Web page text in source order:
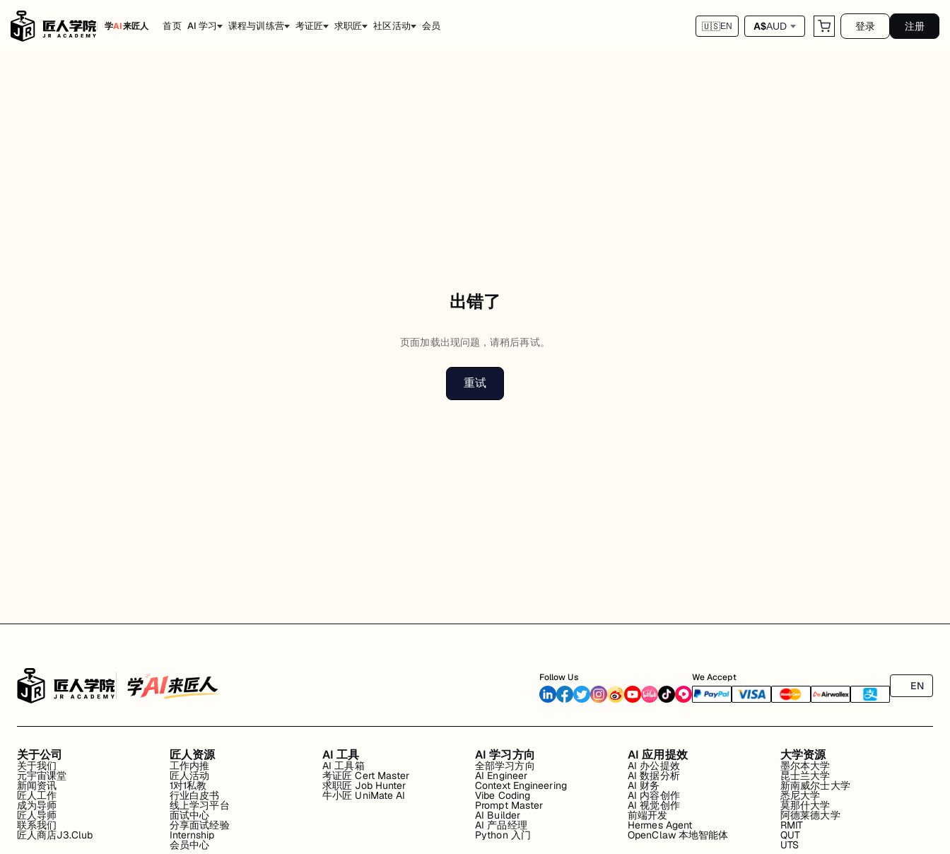
学AI来匠人 首页 AI 学习 课程与训练营 考证匠 求职匠 社区活动 会员 🇺🇸EN A$AUD 登录 注册
出错了
页面加载出现问题，请稍后再试。
重试
Follow Us We Accept
EN
关于公司
关于我们
元宇宙课堂
新闻资讯
匠人工作
成为导师
匠人导师
联系我们
匠人商店J3.Club
匠人资源
工作内推
匠人活动
1对1私教
行业白皮书
线上学习平台
面试中心
分享面试经验
Internship
会员中心
AI 工具
AI 工具箱
考证匠 Cert Master
求职匠 Job Hunter
牛小匠 UniMate AI
AI 学习方向
全部学习方向
AI Engineer
Context Engineering
Vibe Coding
Prompt Master
AI Builder
AI 产品经理
Python 入门
AI 应用提效
AI 办公提效
AI 数据分析
AI 财务
AI 内容创作
AI 视觉创作
前端开发
Hermes Agent
OpenClaw 本地智能体
大学资源
墨尔本大学
昆士兰大学
新南威尔士大学
悉尼大学
莫那什大学
阿德莱德大学
RMIT
QUT
UTS